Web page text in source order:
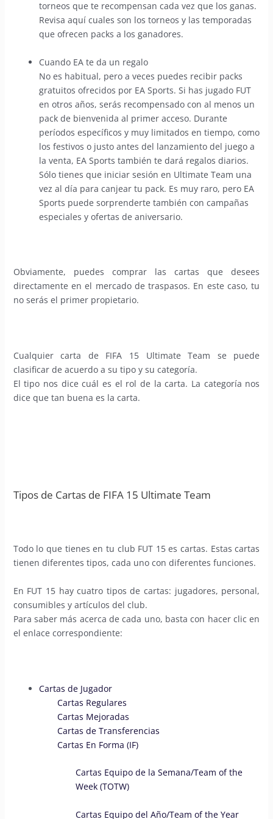
torneos que te recompensan cada vez que los ganas.
Revisa aquí cuales son los torneos y las temporadas
que ofrecen packs a los ganadores.
Cuando EA te da un regalo
No es habitual, pero a veces puedes recibir packs
gratuitos ofrecidos por EA Sports. Si has jugado FUT
en otros años, serás recompensado con al menos un
pack de bienvenida al primer acceso. Durante
períodos específicos y muy limitados en tiempo, como
los festivos o justo antes del lanzamiento del juego a
la venta, EA Sports también te dará regalos diarios.
Sólo tienes que iniciar sesión en Ultimate Team una
vez al día para canjear tu pack. Es muy raro, pero EA
Sports puede sorprenderte también con campañas
especiales y ofertas de aniversario.
Obviamente, puedes comprar las cartas que desees
directamente en el mercado de traspasos. En este caso, tu
no serás el primer propietario.
Cualquier carta de FIFA 15 Ultimate Team se puede
clasificar de acuerdo a su tipo y su categoría.
El tipo nos dice cuál es el rol de la carta. La categoría nos
dice que tan buena es la carta.
Tipos de Cartas de FIFA 15 Ultimate Team
Todo lo que tienes en tu club FUT 15 es cartas. Estas cartas
tienen diferentes tipos, cada uno con diferentes funciones.
En FUT 15 hay cuatro tipos de cartas: jugadores, personal,
consumibles y artículos del club.
Para saber más acerca de cada uno, basta con hacer clic en
el enlace correspondiente:
Cartas de Jugador
Cartas Regulares
Cartas Mejoradas
Cartas de Transferencias
Cartas En Forma (IF)
Cartas Equipo de la Semana/Team of the
Week (TOTW)
Cartas Equipo del Año/Team of the Year